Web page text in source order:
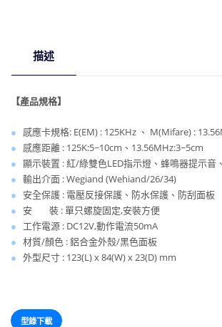
按
數
量
描述
【產品規格】
● 感應卡規格: E(EM) : 125KHz 、 M(Mifare) :
● 感應距離 : 125K:5~10cm、13.56MHz:3~5cm
● 顯示裝置 : 紅/綠雙色LED指示燈、蜂鳴器提示音
● 輸出介面 : Wegiand (Wehiand/26/34)
● 安全保護 : 電壓反接保護、防水保護、防刮面板
● 安 裝 : 單只螺旋固定,安裝方便
● 工作電源 : DC12V,動作電流50mA
● 材質/顏色 : 鋁合金外殼/黑色面板
● 外型尺寸 : 123(L) x 84(W) x 23(D) mm
型錄下載